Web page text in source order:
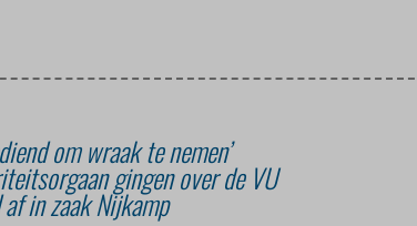
om wraak te nemen’
gingen over de VU
in zaak Nijkamp